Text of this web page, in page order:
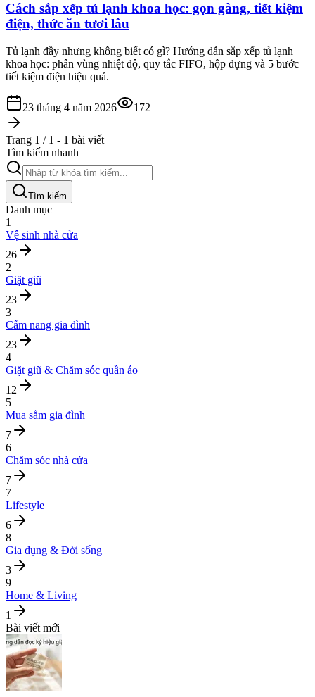
Cách sắp xếp tủ lạnh khoa học: gọn gàng, tiết kiệm
điện, thức ăn tươi lâu
Tủ lạnh đầy nhưng không biết có gì? Hướng dẫn sắp xếp tủ lạnh
khoa học: phân vùng nhiệt độ, quy tắc FIFO, hộp đựng và 5 bước
tiết kiệm điện hiệu quả.
23 tháng 4 năm 2026 172
Trang 1 / 1 - 1 bài viết
Tìm kiếm nhanh
Tìm kiếm
Danh mục
1
Vệ sinh nhà cửa
26
2
Giặt giũ
23
3
Cẩm nang gia đình
23
4
Giặt giũ & Chăm sóc quần áo
12
5
Mua sắm gia đình
7
6
Chăm sóc nhà cửa
7
7
Lifestyle
6
8
Gia dụng & Đời sống
3
9
Home & Living
1
Bài viết mới